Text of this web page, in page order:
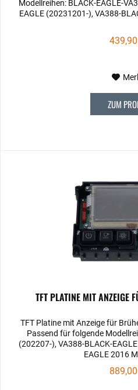
Modellreihen: BLACK-EAGLE-
EAGLE (20231201-), VA388-
ZUM
TFT PLATINE MIT ANZEIGE
TFT Platine mit Anzeige für
Passend für folgende
(202207-), VA388-BLACK-
EAGLE 2016